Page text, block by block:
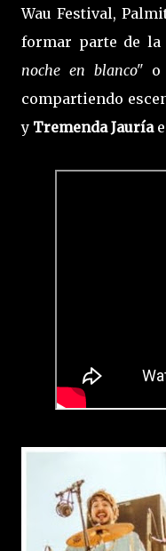
Wau Festival,
formar parte de la
noche en blanco" o
compartiendo
y Tremenda Jauría